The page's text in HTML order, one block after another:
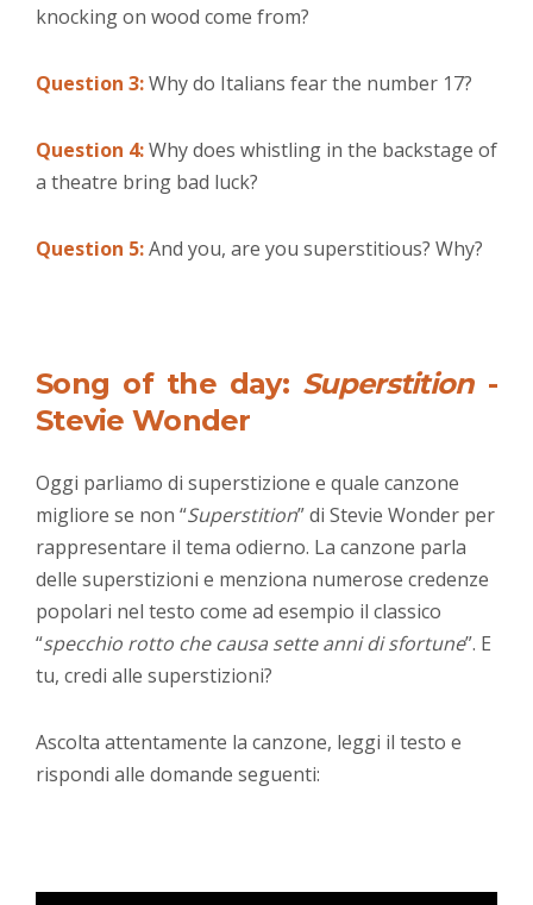
knocking on wood come from?
Question 3:Why do Italians fear the number 17?
Question 4:Why does whistling in the backstage of
a theatre bring bad luck?
Question 5:And you, are you superstitious? Why?
Song of the day: Superstition-
Stevie Wonder
Oggi parliamo di superstizione e quale canzone
migliore se non “Superstition” di Stevie Wonder per
rappresentare il tema odierno. La canzone parla
delle superstizioni e menziona numerose credenze
popolari nel testo come ad esempio il classico
“specchio rotto che causa sette anni di sfortune”. E
tu, credi alle superstizioni?
Ascolta attentamente la canzone, leggi il testo e
rispondi alle domande seguenti: